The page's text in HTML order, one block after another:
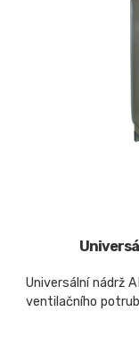
Universální nádrž
ventilačního